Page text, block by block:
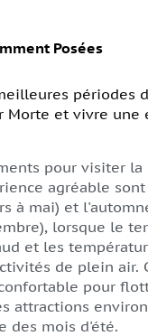
Posées
périodes
Morte et vivre une
pour visiter la
agréable
à mai) et
lorsque le
et les
de plein air.
pour
attractions
des mois d'été.